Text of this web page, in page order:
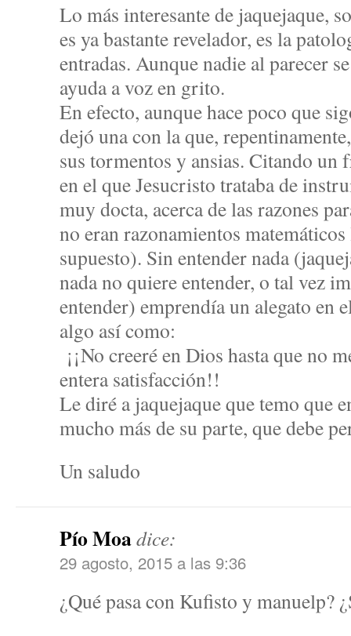
Lo más interesante de jaquejaque,
es ya bastante revelador, es la
entradas. Aunque nadie al parecer
ayuda a voz en grito.
En efecto, aunque hace poco que
dejó una con la que,
sus tormentos y ansias. Citando un
en el que Jesucristo trataba de
muy docta, acerca de las razones
no eran razonamientos
supuesto). Sin entender nada
nada no quiere entender, o tal vez
entender) emprendía un alegato en
algo así como:
¡¡No creeré en Dios hasta que no
entera satisfacción!!
Le diré a jaquejaque que temo que
mucho más de su parte, que debe
Un saludo
Pío Moadice:
29 agosto, 2015 a las 9:36
¿Qué pasa con Kufisto y manuelp?